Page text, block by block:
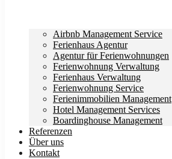
Airbnb Management Service
Ferienhaus Agentur
Agentur für Ferienwohnungen
Ferienwohnung Verwaltung
Ferienhaus Verwaltung
Ferienwohnung Service
Ferienimmobilien Management
Hotel Management Services
Boardinghouse Management
Referenzen
Über uns
Kontakt